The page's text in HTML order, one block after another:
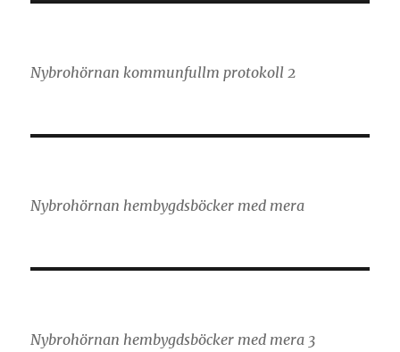
Nybrohörnan kommunfullm protokoll 2
Nybrohörnan hembygdsböcker med mera
Nybrohörnan hembygdsböcker med mera 3